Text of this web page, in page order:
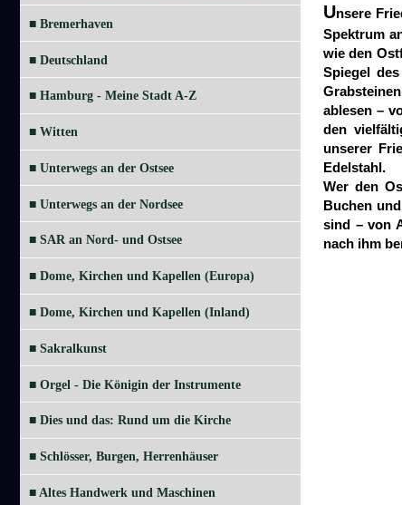
■ Bremerhaven
■ Deutschland
■ Hamburg - Meine Stadt A-Z
■ Witten
■ Unterwegs an der Ostsee
■ Unterwegs an der Nordsee
■ SAR an Nord- und Ostsee
■ Dome, Kirchen und Kapellen (Europa)
■ Dome, Kirchen und Kapellen (Inland)
■ Sakralkunst
■ Orgel - Die Königin der Instrumente
■ Dies und das: Rund um die Kirche
■ Schlösser, Burgen, Herrenhäuser
■ Altes Handwerk und Maschinen
Unsere
Spektrum
wie den
Spiegel
ablesen –
den
unserer
Edelstahl.
Wer den
Buchen
sind – von
nach ihm